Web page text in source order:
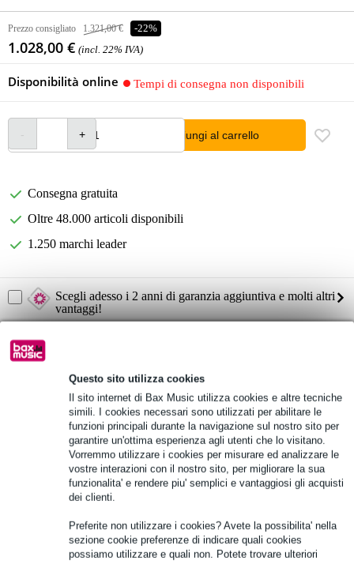
Questo sito utilizza cookies
Il sito internet di Bax Music utilizza cookies e altre tecniche
simili. I cookies necessari sono utilizzati per abilitare le
funzioni principali durante la navigazione sul nostro sito per
garantire un'ottima esperienza agli utenti che lo visitano.
Vorremmo utilizzare i cookies per misurare ed analizzare le
vostre interazioni con il nostro sito, per migliorare la sua
funzionalita' e rendere piu' semplici e vantaggiosi gli acquisti
dei clienti.
Preferite non utilizzare i cookies? Avete la possibilita' nella
sezione cookie preferenze di indicare quali cookies
possiamo utilizzare e quali non. Potete trovare ulteriori
Prezzo consigliato 1.321,00 € -22%
1.028,00 € (incl. 22% IVA)
Disponibilità online Tempi di consegna non disponibili
Aggiungi al carrello
Consegna gratuita
Oltre 48.000 articoli disponibili
1.250 marchi leader
Scegli adesso i 2 anni di garanzia aggiuntiva e molti altri
vantaggi!
LD Systems MAUI 28 G2
sistema PA attivo a colonna
colore: nero
Specifiche complete
Vedi anche (4)